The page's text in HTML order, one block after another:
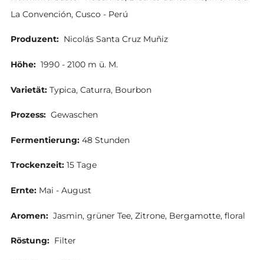
La Convención, Cusco - Perú
Produzent: Nicolás Santa Cruz Muñiz
Höhe: 1990 - 2100 m ü. M.
Varietät: Typica, Caturra, Bourbon
Prozess: Gewaschen
Fermentierung: 48 Stunden
Trockenzeit: 15 Tage
Ernte: Mai - August
Aromen: Jasmin, grüner Tee, Zitrone, Bergamotte, floral
Röstung: Filter